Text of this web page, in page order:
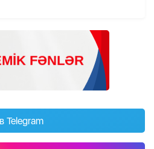
Telegram